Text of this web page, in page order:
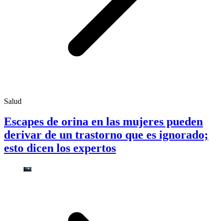
Salud
Escapes de orina en las mujeres pueden
derivar de un trastorno que es ignorado;
esto dicen los expertos